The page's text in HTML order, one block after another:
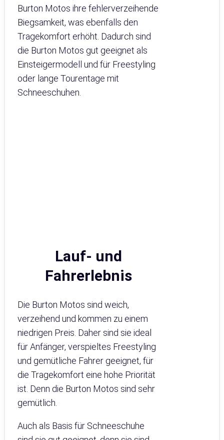
Burton Motos ihre fehlerverzeihende
Biegsamkeit, was ebenfalls den
Tragekomfort erhöht. Dadurch sind
die Burton Motos gut geeignet als
Einsteigermodell und für Freestyling
oder lange Tourentage mit
Schneeschuhen.
Lauf- und
Fahrerlebnis
Die Burton Motos sind weich,
verzeihend und kommen zu einem
niedrigen Preis. Daher sind sie ideal
für Anfänger, verspieltes Freestyling
und gemütliche Fahrer geeignet, für
die Tragekomfort eine hohe Priorität
ist. Denn die Burton Motos sind sehr
gemütlich.
Auch als Basis für Schneeschuhe